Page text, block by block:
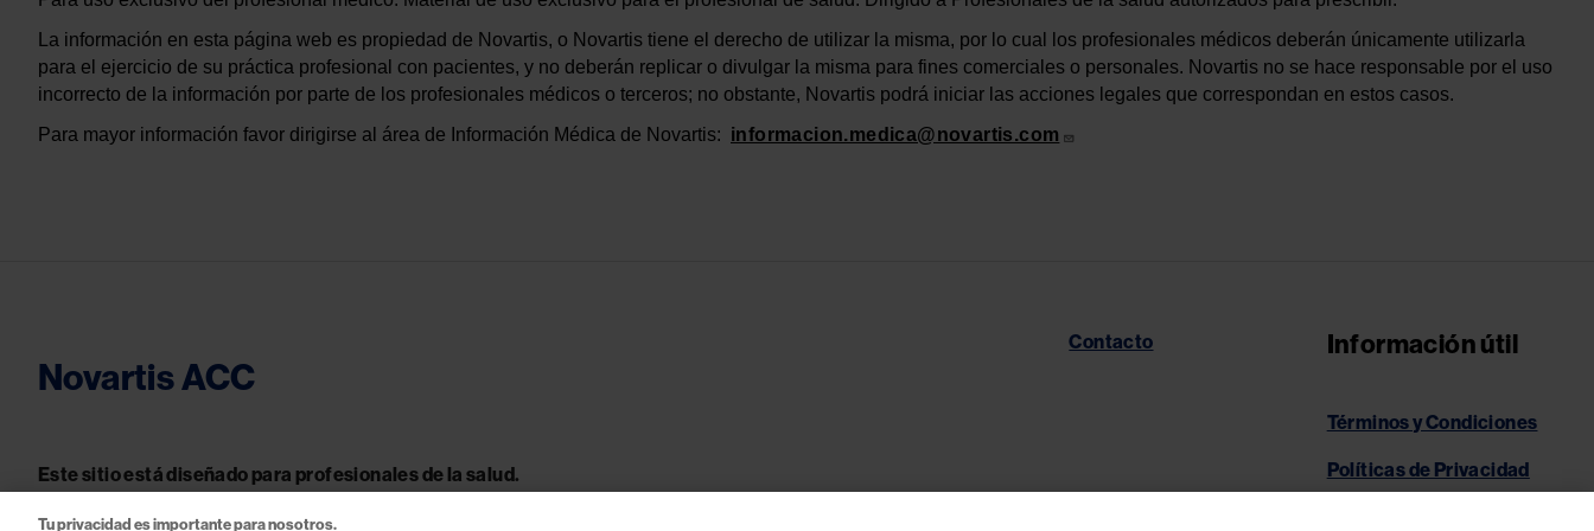
La información en esta página web es propiedad de Novartis, o Novartis tiene el derecho de utilizar la misma, por lo cual los profesionales médicos deberán únicamente utilizarla
para el ejercicio de su práctica profesional con pacientes, y no deberán replicar o divulgar la misma para fines comerciales o personales. Novartis no se hace responsable por el uso
incorrecto de la información por parte de los profesionales médicos o terceros; no obstante, Novartis podrá iniciar las acciones legales que correspondan en estos casos.
Para mayor información favor dirigirse al área de Información Médica de Novartis: informacion.medica@novartis.com
Novartis ACC
Este sitio está diseñado para profesionales de la salud.
Contacto Información útil
Términos y Condiciones
Políticas de Privacidad
Tu privacidad es importante para nosotros.